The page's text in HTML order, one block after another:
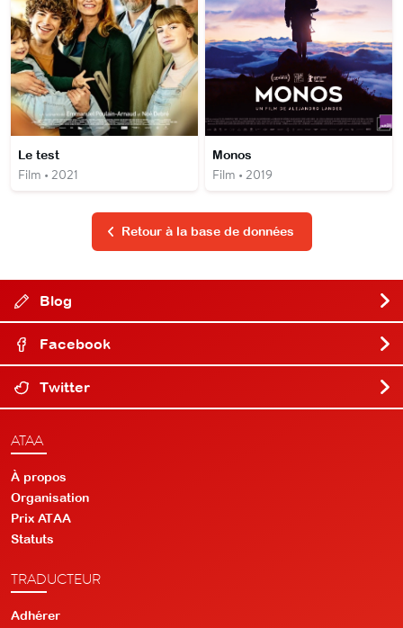
Le test
Film • 2021
Monos
Film • 2019
Retour à la base de données
Blog
Facebook
Twitter
ATAA
À propos
Organisation
Prix ATAA
Statuts
TRADUCTEUR
Adhérer